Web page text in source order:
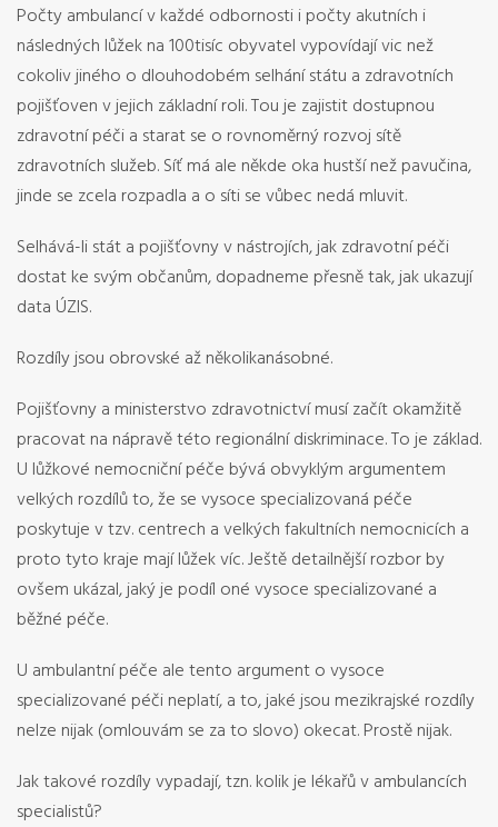
Počty ambulancí v každé odbornosti i počty akutních i
následných lůžek na 100tisíc obyvatel vypovídají vic než
cokoliv jiného o dlouhodobém selhání státu a zdravotních
pojišťoven v jejich základní roli. Tou je zajistit dostupnou
zdravotní péči a starat se o rovnoměrný rozvoj sítě
zdravotních služeb. Síť má ale někde oka hustší než pavučina,
jinde se zcela rozpadla a o síti se vůbec nedá mluvit.
Selhává-li stát a pojišťovny v nástrojích, jak zdravotní péči
dostat ke svým občanům, dopadneme přesně tak, jak ukazují
data ÚZIS.
Rozdíly jsou obrovské až několikanásobné.
Pojišťovny a ministerstvo zdravotnictví musí začít okamžitě
pracovat na nápravě této regionální diskriminace. To je základ.
U lůžkové nemocniční péče bývá obvyklým argumentem
velkých rozdílů to, že se vysoce specializovaná péče
poskytuje v tzv. centrech a velkých fakultních nemocnicích a
proto tyto kraje mají lůžek víc. Ještě detailnější rozbor by
ovšem ukázal, jaký je podíl oné vysoce specializované a
běžné péče.
U ambulantní péče ale tento argument o vysoce
specializované péči neplatí, a to, jaké jsou mezikrajské rozdíly
nelze nijak (omlouvám se za to slovo) okecat. Prostě nijak.
Jak takové rozdíly vypadají, tzn. kolik je lékařů v ambulancích
specialistů?